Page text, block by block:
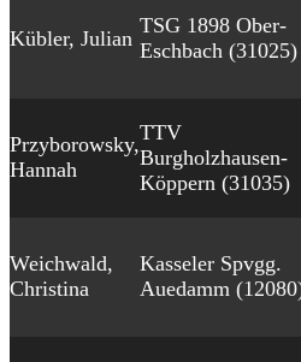
Kübler, Julian
TSG 1898 Ober-
Eschbach (31025)
Przyborowsky,
Hannah
TTV
Burgholzhausen-
Köppern (31035)
Weichwald,
Christina
Kasseler Spvgg.
Auedamm